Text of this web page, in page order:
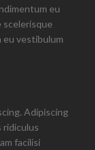
eu
scelerisque
eu vestibulum
Adipiscing
ridiculus
facilisi